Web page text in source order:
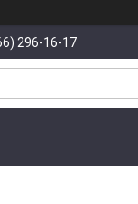
296-16-17